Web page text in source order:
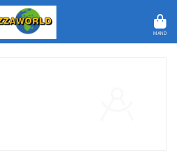
MAND